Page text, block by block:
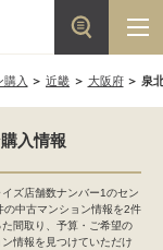
購入 近畿 大阪府 泉
入情報
ズ店舗数ナンバー1のセン
中古マンション情報を2件
間取り、予算・ご希望の
情報を見つけていただけ